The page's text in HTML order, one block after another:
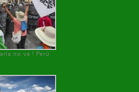
no va ! Perú